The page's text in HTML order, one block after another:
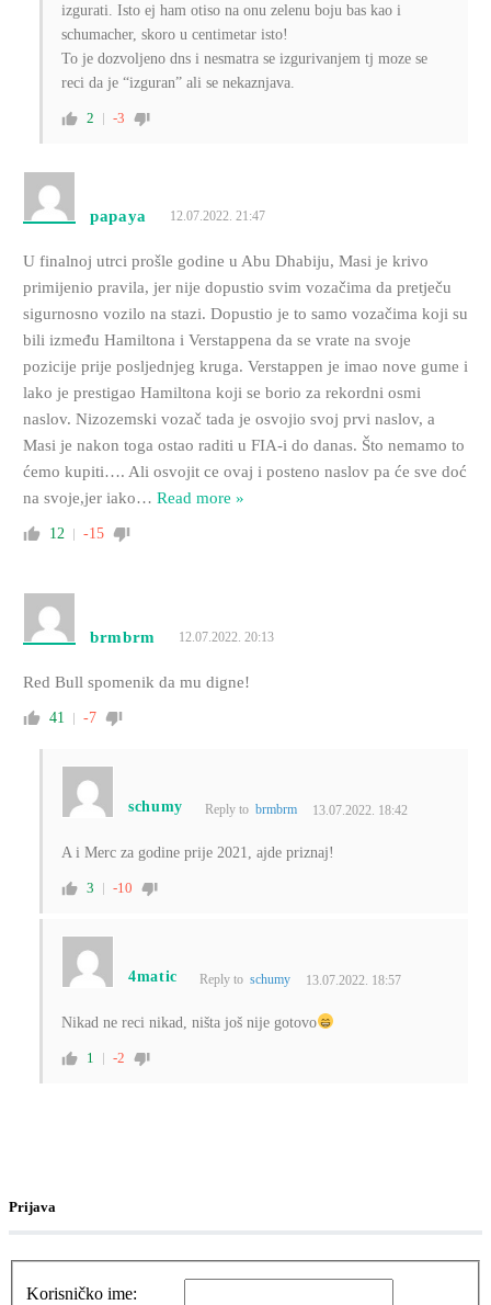
izgurati. Isto ej ham otiso na onu zelenu boju bas kao i
schumacher, skoro u centimetar isto!
To je dozvoljeno dns i nesmatra se izgurivanjem tj moze se
reci da je “izguran” ali se nekaznjava.
2 -3
papaya 12.07.2022. 21:47
U finalnoj utrci prošle godine u Abu Dhabiju, Masi je krivo
primijenio pravila, jer nije dopustio svim vozačima da pretječu
sigurnosno vozilo na stazi. Dopustio je to samo vozačima koji su
bili između Hamiltona i Verstappena da se vrate na svoje
pozicije prije posljednjeg kruga. Verstappen je imao nove gume i
lako je prestigao Hamiltona koji se borio za rekordni osmi
naslov. Nizozemski vozač tada je osvojio svoj prvi naslov, a
Masi je nakon toga ostao raditi u FIA-i do danas. Što nemamo to
ćemo kupiti…. Ali osvojit ce ovaj i posteno naslov pa će sve doć
na svoje,jer iako… Read more »
12 -15
brmbrm 12.07.2022. 20:13
Red Bull spomenik da mu digne!
41 -7
schumy Reply tobrmbrm 13.07.2022. 18:42
A i Merc za godine prije 2021, ajde priznaj!
3 -10
4matic Reply toschumy 13.07.2022. 18:57
Nikad ne reci nikad, ništa još nije gotovo
1 -2
Prijava
Korisničko ime: